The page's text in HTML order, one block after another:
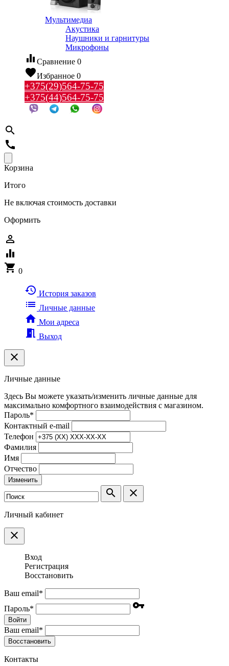
Мультимедиа
Акустика
Наушники и гарнитуры
Микрофоны
equalizer Сравнение 0
favoriteИзбранное 0
+375(29)564-75-75
+375(44)564-75-75
search
call
Корзина
Итого
Не включая стоимость доставки
Оформить
person_outline
equalizer
shopping_cart 0
history История заказов
list Личные данные
home Мои адреса
meeting_room Выход
clear
Личные данные
Здесь Вы можете указать/изменить личные данные для
максимально комфортного взаимодействия с магазином.
Пароль*
Контактный e-mail
Телефон
Фамилия
Имя
Отчество
Изменить
search clear
Личный кабинет
clear
Вход
Регистрация
Восстановить
Ваш email*
Пароль* vpn_key
Войти
Ваш email*
Воcстановить
Контакты